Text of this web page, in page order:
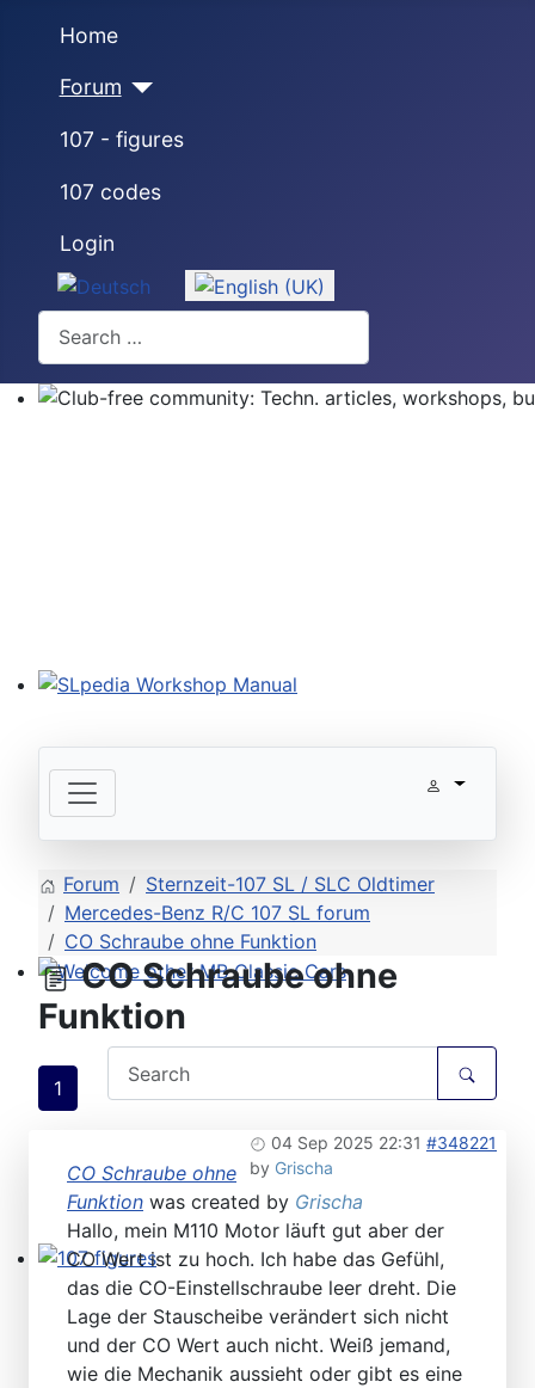
Home
Forum
107 - figures
107 codes
Login
Select your language
Search
Welcome other MB Classic Cars
107 figures
Forum
Sternzeit-107 SL / SLC Oldtimer
Mercedes-Benz R/C 107 SL forum
CO Schraube ohne Funktion
CO Schraube ohne
Funktion
1
04 Sep 2025 22:31 #348221
by Grischa
CO Schraube ohne
Funktion was created by Grischa
Hallo, mein M110 Motor läuft gut aber der
CO Wert ist zu hoch. Ich habe das Gefühl,
das die CO-Einstellschraube leer dreht. Die
Lage der Stauscheibe verändert sich nicht
und der CO Wert auch nicht. Weiß jemand,
wie die Mechanik aussieht oder gibt es eine